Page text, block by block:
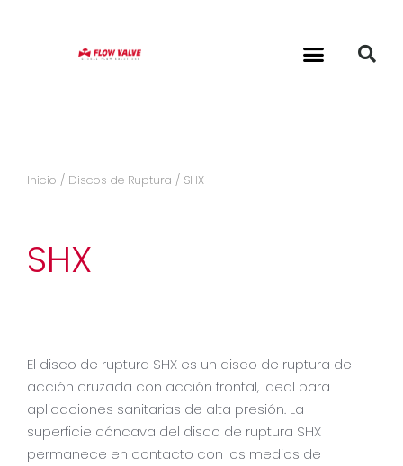
Inicio / Discos de Ruptura / SHX
SHX
El disco de ruptura SHX es un disco de ruptura de
acción cruzada con acción frontal, ideal para
aplicaciones sanitarias de alta presión. La
superficie cóncava del disco de ruptura SHX
permanece en contacto con los medios de